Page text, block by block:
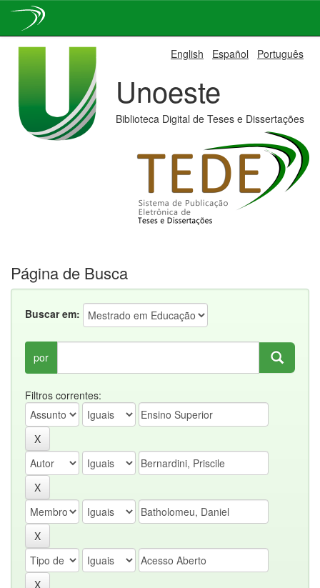
English Español Português
Unoeste
Biblioteca Digital de Teses e Dissertações
Página de Busca
Buscar em:
por
Filtros correntes: